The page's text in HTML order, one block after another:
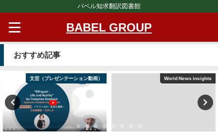
バベル知求翻訳図書館
BABEL GROUP
おすすめ記事
文芸（プレゼンテーション動画） World News insights